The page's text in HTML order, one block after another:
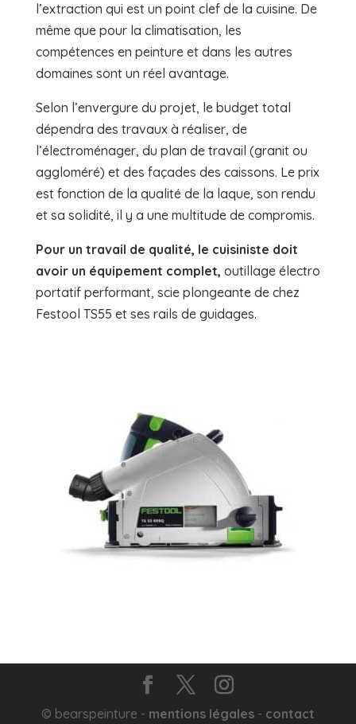
l’extraction qui est un point clef de la cuisine. De
même que pour la climatisation, les
compétences en peinture et dans les autres
domaines sont un réel avantage.
Selon l’envergure du projet, le budget total
dépendra des travaux à réaliser, de
l’électroménager, du plan de travail (granit ou
aggloméré) et des façades des caissons. Le prix
est fonction de la qualité de la laque, son rendu
et sa solidité, il y a une multitude de compromis.
Pour un travail de qualité, le cuisiniste doit
avoir un équipement complet, outillage électro
portatif performant, scie plongeante de chez
Festool TS55 et ses rails de guidages.
© bearspeinture - mentions légales- contact